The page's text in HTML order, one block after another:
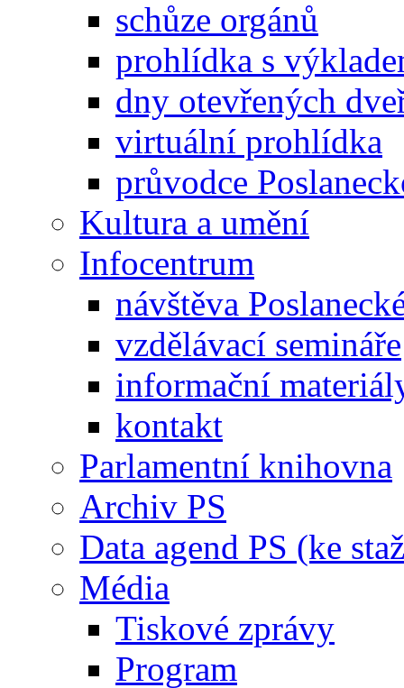
schůze orgánů
prohlídka s
dny otevřených
virtuální prohlídka
průvodce
Kultura a umění
Infocentrum
návštěva
vzdělávací semináře
informační
kontakt
Parlamentní knihovna
Archiv PS
Data agend PS (ke
Média
Tiskové zprávy
Program